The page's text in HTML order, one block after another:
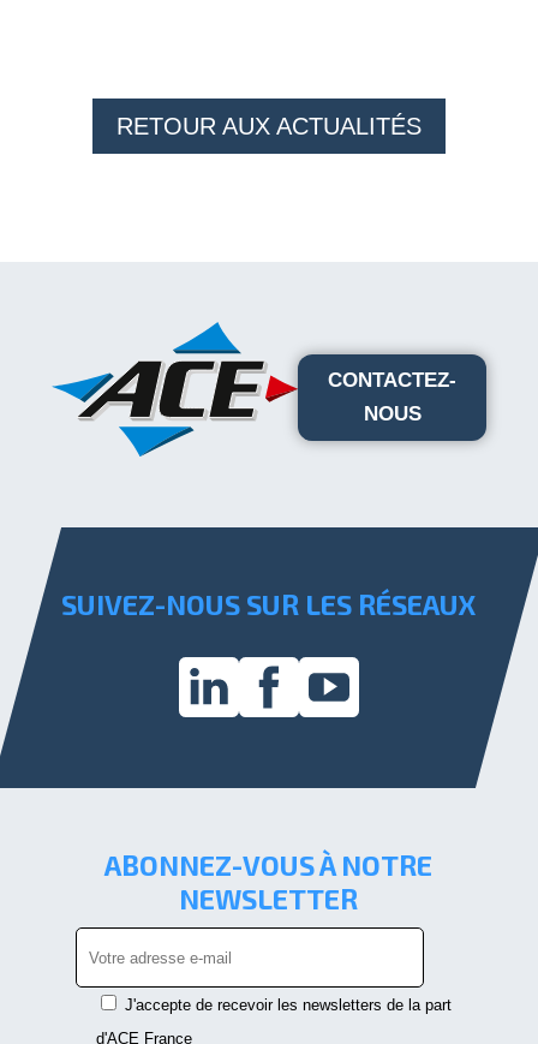
RETOUR AUX ACTUALITÉS
CONTACTEZ-
NOUS
SUIVEZ-NOUS SUR LES RÉSEAUX
ABONNEZ-VOUS À NOTRE
NEWSLETTER
J'accepte de recevoir les newsletters de la part
d'ACE France